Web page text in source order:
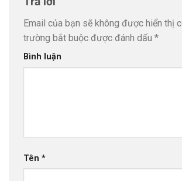
Email của bạn sẽ không được hiển thị
trường bắt buộc được đánh dấu *
Bình luận
Tên *